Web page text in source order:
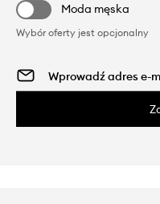
Moda męska
Wybór oferty jest opcjonalny